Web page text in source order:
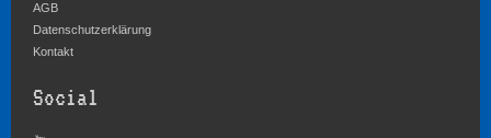
AGB
Datenschutzerklärung
Kontakt
Social